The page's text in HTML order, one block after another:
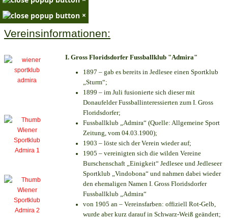
×
Vereinsinformationen:
I. Gross Floridsdorfer Fussballklub "Admira"
1897 – gab es bereits in Jedlesee einen Sportklub
„Sturm“;
1899 – im Juli fusionierte sich dieser mit
Donaufelder Fussballinteressierten zum I. Gross
Floridsdorfer;
Fussballklub „Admira“ (Quelle: Allgemeine Sport
Zeitung, vom 04.03.1900);
1903 – löste sich der Verein wieder auf;
1905 – vereinigten sich die wilden Vereine
Burschenschaft „Einigkeit“ Jedlesee und Jedleseer
Sportklub „Vindobona“ und nahmen dabei wieder
den ehemaligen Namen I. Gross Floridsdorfer
Fussballklub „Admira“
von 1905 an – Vereinsfarben: offiziell Rot-Gelb,
wurde aber kurz darauf in Schwarz-Weiß geändert;